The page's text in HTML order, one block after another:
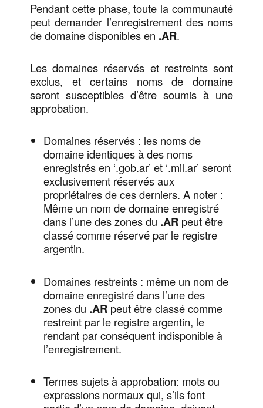
Pendant cette phase, toute la communauté
peut demander l’enregistrement des noms
de domaine disponibles en .AR.
Les domaines réservés et restreints sont
exclus, et certains noms de domaine
seront susceptibles d’être soumis à une
approbation.
Domaines réservés : les noms de
domaine identiques à des noms
enregistrés en ‘.gob.ar’ et ‘.mil.ar’ seront
exclusivement réservés aux
propriétaires de ces derniers. A noter :
Même un nom de domaine enregistré
dans l’une des zones du .AR peut être
classé comme réservé par le registre
argentin.
Domaines restreints : même un nom de
domaine enregistré dans l’une des
zones du .AR peut être classé comme
restreint par le registre argentin, le
rendant par conséquent indisponible à
l’enregistrement.
Termes sujets à approbation: mots ou
expressions normaux qui, s’ils font